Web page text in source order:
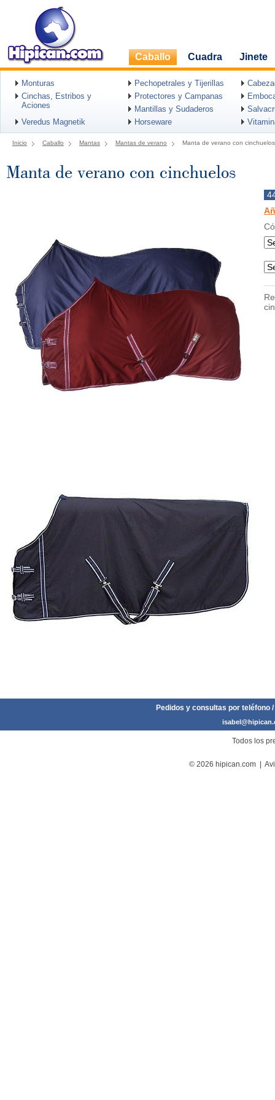
Caballo Cuadra Jinete
Monturas Pechopetrales y Tijerillas
Cinchas, Estribos y
Aciones
Protectores y Campanas
Mantillas y Sudaderos
Veredus Magnetik
Horseware
Inicio Caballo Mantas Mantas de verano Manta de verano con cinchuelos
Manta de verano con cinchuelos
Pedidos y consultas por teléfono
Todos los
© 2026 hipican.com |